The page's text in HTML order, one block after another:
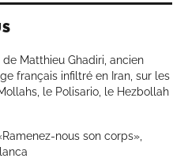
de Matthieu Ghadiri, ancien
français infiltré en Iran, sur les
le Polisario, le Hezbollah
nous son corps»,